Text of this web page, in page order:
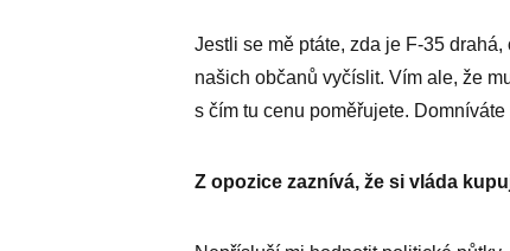
Jestli se mě ptáte, zda je F-35
našich občanů vyčíslit. Vím ale, že
s čím tu cenu poměřujete.
Z opozice zaznívá, že si vláda